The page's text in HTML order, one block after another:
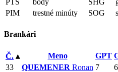
PTS
body SHG
PIM
trestné minúty SOG
Brankári
Č. ▴ Meno GPT
33
QUEMENER Ronan 7 6